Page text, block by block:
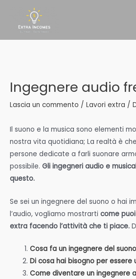
contenuto
Ingegnere audio
Lascia un commento / Lavori extra /
Il suono e la musica sono elementi
nostra vita quotidiana; La realtà è
persone dedicate a farli suonare
possibile. Gli ingegneri audio e
questo.
Se sei un ingegnere del suono o hai
l’audio, vogliamo mostrarti come
extra facendo l’attività che ti piace.
Cosa fa un ingegnere del
Di cosa hai bisogno per essere
Come diventare un ingegnere